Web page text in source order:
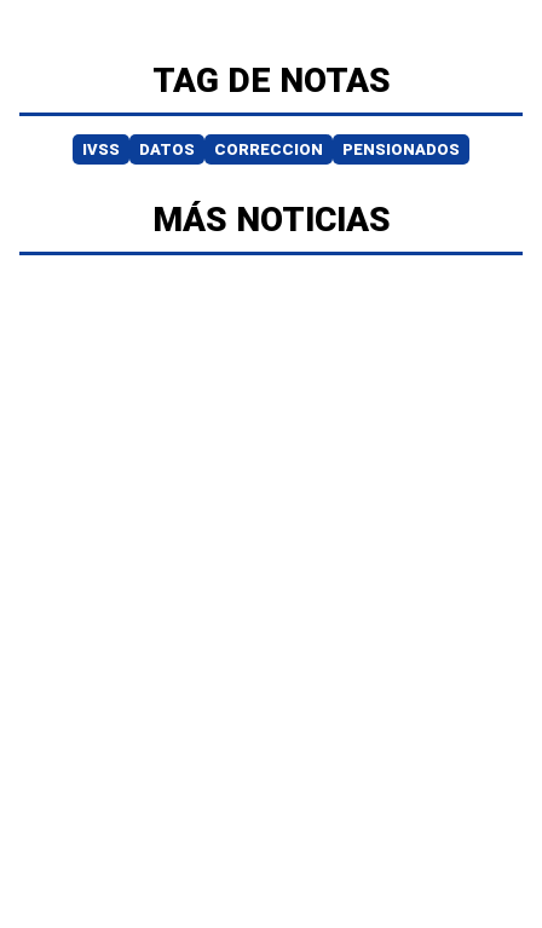
TAG DE NOTAS
IVSS DATOS CORRECCION PENSIONADOS
MÁS NOTICIAS